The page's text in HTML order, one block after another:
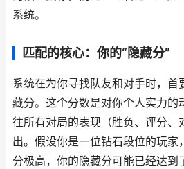
系统。
匹配的核心：你的“隐藏分”
系统在为你寻找队友和对手时，首
藏分。这个分数是对你个人实力的
往所有对局的表现（胜负、评分、
出。假设你是一位钻石段位的玩家
分极高，你的隐藏分可能已经达到